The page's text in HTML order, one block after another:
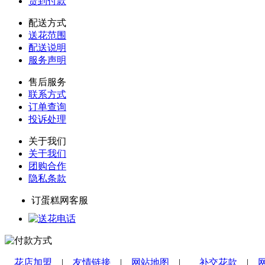
配送方式
送花范围
配送说明
服务声明
售后服务
联系方式
订单查询
投诉处理
关于我们
关于我们
团购合作
隐私条款
订蛋糕网客服
花店加盟 | 友情链接 | 网站地图 | 补交花款 |